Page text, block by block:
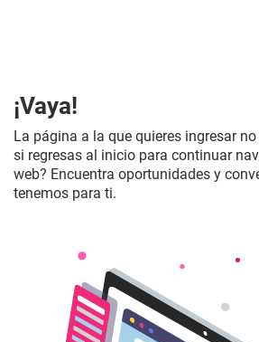
¡Vaya!
La página a la que quieres ingresar
si regresas al inicio para continuar
web? Encuentra oportunidades y
tenemos para ti.